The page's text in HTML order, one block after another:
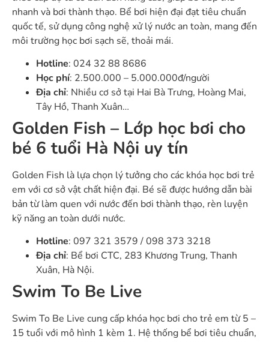
nhanh và bơi thành thạo. Bể bơi hiện đại đạt tiêu chuẩn
quốc tế, sử dụng công nghệ xử lý nước an toàn, mang đến
môi trường học bơi sạch sẽ, thoải mái.
Hotline: 024 32 88 8686
Học phí: 2.500.000 – 5.000.000đ/người
Địa chỉ: Nhiều cơ sở tại Hai Bà Trưng, Hoàng Mai,
Tây Hồ, Thanh Xuân…
Golden Fish – Lớp học bơi cho
bé 6 tuổi Hà Nội uy tín
Golden Fish là lựa chọn lý tưởng cho các khóa học bơi trẻ
em với cơ sở vật chất hiện đại. Bé sẽ được hướng dẫn bài
bản từ làm quen với nước đến bơi thành thạo, rèn luyện
kỹ năng an toàn dưới nước.
Hotline: 097 321 3579 / 098 373 3218
Địa chỉ: Bể bơi CTC, 283 Khương Trung, Thanh
Xuân, Hà Nội.
Swim To Be Live
Swim To Be Live cung cấp khóa học bơi cho trẻ em từ 5 –
15 tuổi với mô hình 1 kèm 1. Hệ thống bể bơi tiêu chuẩn,